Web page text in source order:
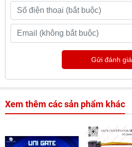
Gửi đánh giá
Xem thêm các sản phẩm khác